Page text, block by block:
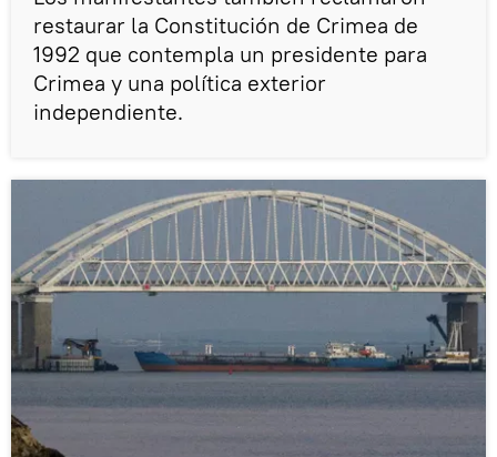
restaurar la Constitución de Crimea de
1992 que contempla un presidente para
Crimea y una política exterior
independiente.